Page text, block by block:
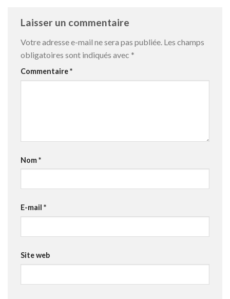
Laisser un commentaire
Votre adresse e-mail ne sera pas publiée. Les champs
obligatoires sont indiqués avec *
Commentaire*
Nom*
E-mail *
Site web